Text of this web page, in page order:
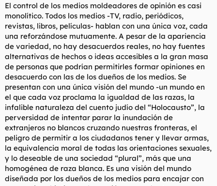
El control de los medios moldeadores de opinión es casi
monolítico. Todos los medios -TV, radio, periódicos,
revistas, libros, películas- hablan con una única voz, cada
una reforzándose mutuamente. A pesar de la apariencia
de variedad, no hay desacuerdos reales, no hay fuentes
alternativas de hechos o ideas accesibles a la gran masa
de personas que podrían permitirles formar opiniones en
desacuerdo con las de los dueños de los medios. Se
presentan con una única visión del mundo -un mundo en
el que cada voz proclama la igualdad de las razas, la
infalible naturaleza del cuento judío del “Holocausto”, la
perversidad de intentar parar la inundación de
extranjeros no blancos cruzando nuestras fronteras, el
peligro de permitir a los ciudadanos tener y llevar armas,
la equivalencia moral de todas las orientaciones sexuales,
y lo deseable de una sociedad “plural”, más que una
homogénea de raza blanca. Es una visión del mundo
diseñada por los dueños de los medios para encajar con